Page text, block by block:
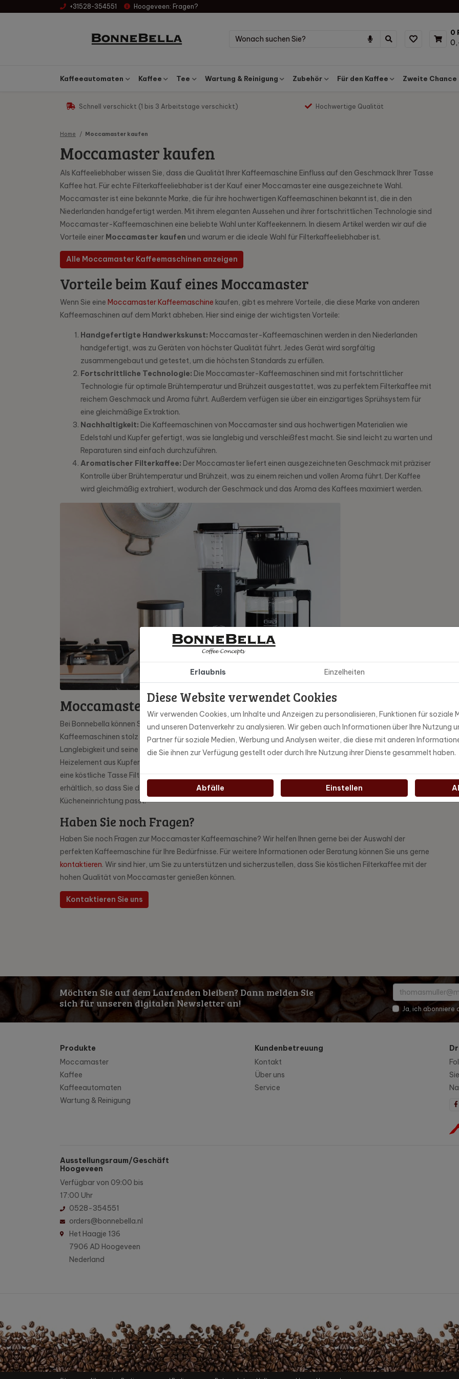
+31528-354551 Hoogeveen: Fragen?
0
Kaffeeautomaten Kaffee Tee Wartung & Reinigung Zubehör Für den Kaffee Zweite Chance
Schnell verschickt (1 bis 3 Arbeitstage verschickt) Hochwertige Qualität
Home Moccamaster kaufen
Moccamaster kaufen
Als Kaffeeliebhaber wissen Sie, dass die Qualität Ihrer Kaffeemaschine Einfluss auf den Geschmack Ihrer Tasse
Kaffee hat. Für echte Filterkaffeeliebhaber ist der Kauf einer Moccamaster eine ausgezeichnete Wahl.
Moccamaster ist eine bekannte Marke, die für ihre hochwertigen Kaffeemaschinen bekannt ist, die in den
Niederlanden handgefertigt werden. Mit ihrem eleganten Aussehen und ihrer fortschrittlichen Technologie sind
Moccamaster-Kaffeemaschinen eine beliebte Wahl unter Kaffeekennern. In diesem Artikel werden wir auf die
Vorteile einer Moccamaster kaufen und warum er die ideale Wahl für Filterkaffeeliebhaber ist.
Alle Moccamaster Kaffeemaschinen anzeigen
Vorteile beim Kauf eines Moccamaster
Wenn Sie eine Moccamaster Kaffeemaschine kaufen, gibt es mehrere Vorteile, die diese Marke von anderen
Kaffeemaschinen auf dem Markt abheben. Hier sind einige der wichtigsten Vorteile:
Handgefertigte Handwerkskunst: Moccamaster-Kaffeemaschinen werden in den Niederlanden
handgefertigt, was zu Geräten von höchster Qualität führt. Jedes Gerät wird sorgfältig
zusammengebaut und getestet, um die höchsten Standards zu erfüllen.
Fortschrittliche Technologie: Die Moccamaster-Kaffeemaschinen sind mit fortschrittlicher
Technologie für optimale Brühtemperatur und Brühzeit ausgestattet, was zu perfektem Filterkaffee mit
reichem Geschmack und Aroma führt. Außerdem verfügen sie über ein einzigartiges Sprühsystem für
eine gleichmäßige Extraktion.
Nachhaltigkeit: Die Kaffeemaschinen von Moccamaster sind aus hochwertigen Materialien wie
Edelstahl und Kupfer gefertigt, was sie langlebig und verschleißfest macht. Sie sind leicht zu warten und
Reparaturen sind einfach durchzuführen.
Aromatischer Filterkaffee: Der Moccamaster liefert einen ausgezeichneten Geschmack mit präziser
Kontrolle über Brühtemperatur und Brühzeit, was zu einem reichen und vollen Aroma führt. Der Kaffee
wird gleichmäßig extrahiert, wodurch der Geschmack und das Aroma des Kaffees maximiert werden.
Moccamaster KGB bei Bonnebella bestellen
Bei Bonnebella können Sie das einzigartige Modell Moccamaster KBG kaufen, auf das wir als Experten für
Kaffeemaschinen stolz sind. Die Moccamaster KBG ist ein ikonisches Modell, das für sein stilvolles Design, seine
Langlebigkeit und seine hervorragende Leistung bekannt ist. Mit einer Brühkapazität von 1,25 Litern und einem
Heizelement aus Kupfer, das für die perfekte Brühtemperatur zwischen 92 und 96 Grad Celsius sorgt, ist Ihnen
eine köstliche Tasse Filterkaffee garantiert. Außerdem ist die Moccamaster KBG in einer Vielzahl von Farben
erhältlich, so dass Sie diejenige auswählen können, die am besten zu Ihrem persönlichen Geschmack und Ihrer
Kücheneinrichtung passt.
Haben Sie noch Fragen?
Haben Sie noch Fragen zur Moccamaster Kaffeemaschine? Wir helfen Ihnen gerne bei der Auswahl der
perfekten Kaffeemaschine für Ihre Bedürfnisse. Für weitere Informationen oder Beratung können Sie uns gerne
kontaktieren. Wir sind hier, um Sie zu unterstützen und sicherzustellen, dass Sie köstlichen Filterkaffee mit der
hohen Qualität von Moccamaster genießen können.
Kontaktieren Sie uns
Möchten Sie auf dem Laufenden bleiben? Dann melden Sie
sich für unseren digitalen Newsletter an!
Ja, ich abonniere
Produkte
Moccamaster
Kaffee
Kaffeeautomaten
Wartung & Reinigung
Kundenbetreuung
Kontakt
Über uns
Service
Ausstellungsraum/Geschäft
Hoogeveen
Verfügbar von 09:00 bis
17:00 Uhr
0528-354551
orders@bonnebella.nl
Het Haagje 136
7906 AD Hoogeveen
Nederland
Erlaubnis Einzelheiten
Diese Website verwendet Cookies
Wir verwenden Cookies, um Inhalte und Anzeigen zu personalisieren, Funktionen für soziale
und unseren Datenverkehr zu analysieren. Wir geben auch Informationen über Ihre Nutzung
Partner für soziale Medien, Werbung und Analysen weiter, die diese mit anderen
die Sie ihnen zur Verfügung gestellt oder durch Ihre Nutzung ihrer Dienste gesammelt haben.
Abfälle Einstellen